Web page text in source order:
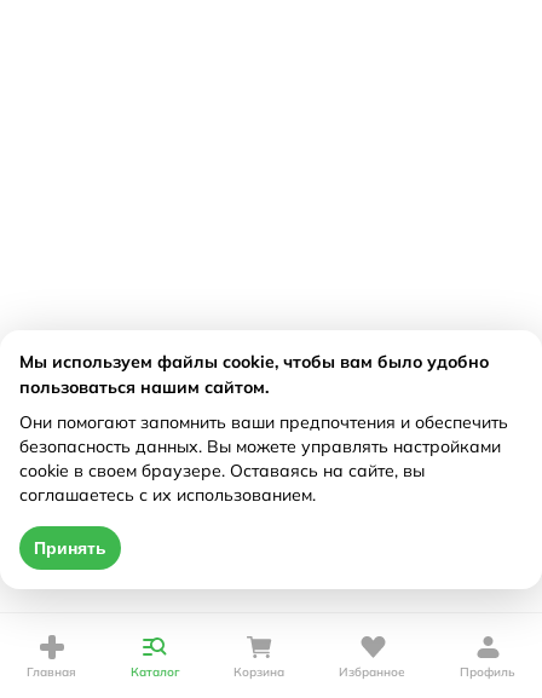
Главная Каталог Корзина Избранное Профиль
Мы используем файлы cookie, чтобы вам было удобно
пользоваться нашим сайтом.
Они помогают запомнить ваши предпочтения и обеспечить
безопасность данных. Вы можете управлять настройками
cookie в своем браузере. Оставаясь на сайте, вы
соглашаетесь с их использованием.
Принять